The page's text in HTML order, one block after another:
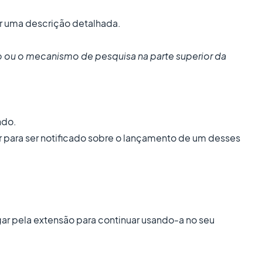
uma descrição detalhada.
o mecanismo de pesquisa na parte superior da
ser notificado sobre o lançamento de um desses
pela extensão para continuar usando-a no seu